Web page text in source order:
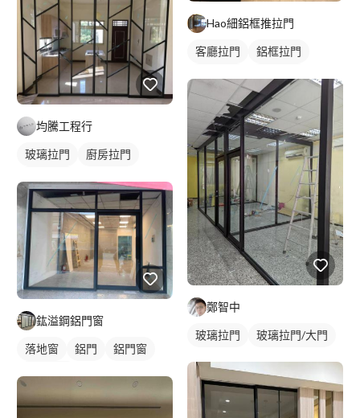
玻璃鋁門
均騰工程行
玻璃拉門
廚房拉門
鈜溢鋼鋁門窗
落地窗 鋁門
鋁門窗
Hao細鋁框推拉門
客廳拉門
鋁框拉門
鄭智中
玻璃拉門 玻璃拉門/大門